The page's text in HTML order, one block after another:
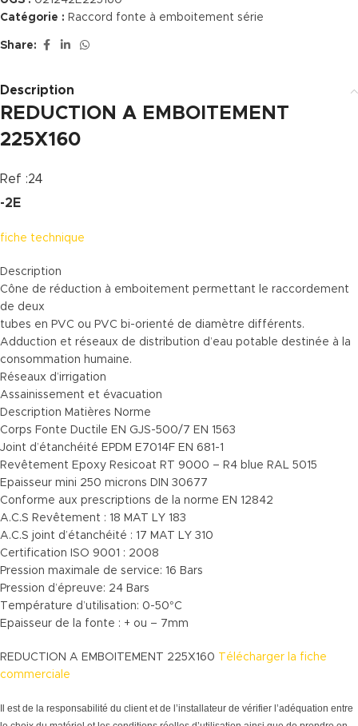
Catégorie : Raccord fonte à emboitement série
Share:
Description
REDUCTION A EMBOITEMENT
225X160
Ref :24
-2E
fiche technique
Description
Cône de réduction à emboitement permettant le raccordement
de deux
tubes en PVC ou PVC bi-orienté de diamètre différents.
Adduction et réseaux de distribution d’eau potable destinée à la
consommation humaine.
Réseaux d’irrigation
Assainissement et évacuation
Description Matières Norme
Corps Fonte Ductile EN GJS-500/7 EN 1563
Joint d’étanchéité EPDM E7014F EN 681-1
Revêtement Epoxy Resicoat RT 9000 – R4 blue RAL 5015
Epaisseur mini 250 microns DIN 30677
Conforme aux prescriptions de la norme EN 12842
A.C.S Revêtement : 18 MAT LY 183
A.C.S joint d’étanchéité : 17 MAT LY 310
Certification ISO 9001 : 2008
Pression maximale de service: 16 Bars
Pression d’épreuve: 24 Bars
Température d’utilisation: 0-50°C
Epaisseur de la fonte : + ou – 7mm
REDUCTION A EMBOITEMENT 225X160 Télécharger la fiche
commerciale
Il est de la responsabilité du client et de l’installateur de vérifier l’adéquation entre